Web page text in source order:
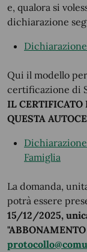
e, qualora si
dichiarazione
Qui il modello
certificazione di
IL CERTIFICATO
QUESTA
Famiglia
La domanda,
potrà essere
15/12/2025,